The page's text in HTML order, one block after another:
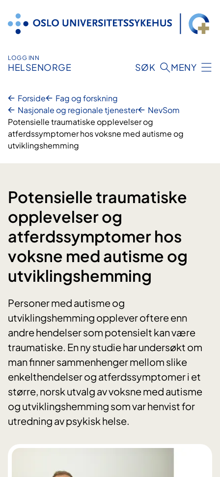
innhold
LOGG INN
HELSENORGE SØK MENY
Forside
Fag og forskning
Nasjonale og regionale tjenester
NevSom
Potensielle traumatiske opplevelser og
atferdssymptomer hos voksne med autisme og
utviklingshemming
Potensielle traumatiske
opplevelser og
atferdssymptomer hos
voksne med autisme og
utviklingshemming
Personer med autisme og
utviklingshemming opplever oftere enn
andre hendelser som potensielt kan være
traumatiske. En ny studie har undersøkt om
man finner sammenhenger mellom slike
enkelthendelser og atferdssymptomer i et
større, norsk utvalg av voksne med autisme
og utviklingshemming som var henvist for
utredning av psykisk helse.